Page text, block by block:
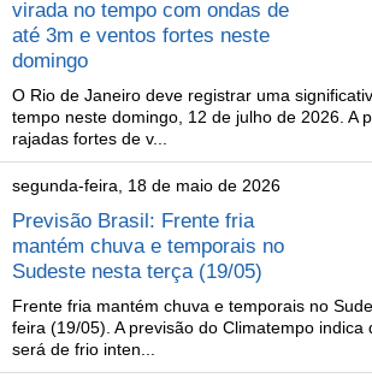
virada no tempo com ondas de
até 3m e ventos fortes neste
domingo
O Rio de Janeiro deve registrar uma
tempo neste domingo, 12 de julho de 2026. A
rajadas fortes de v...
segunda-feira, 18 de maio de 2026
Previsão Brasil: Frente fria
mantém chuva e temporais no
Sudeste nesta terça (19/05)
Frente fria mantém chuva e temporais no
feira (19/05). A previsão do Climatempo indica
será de frio inten...